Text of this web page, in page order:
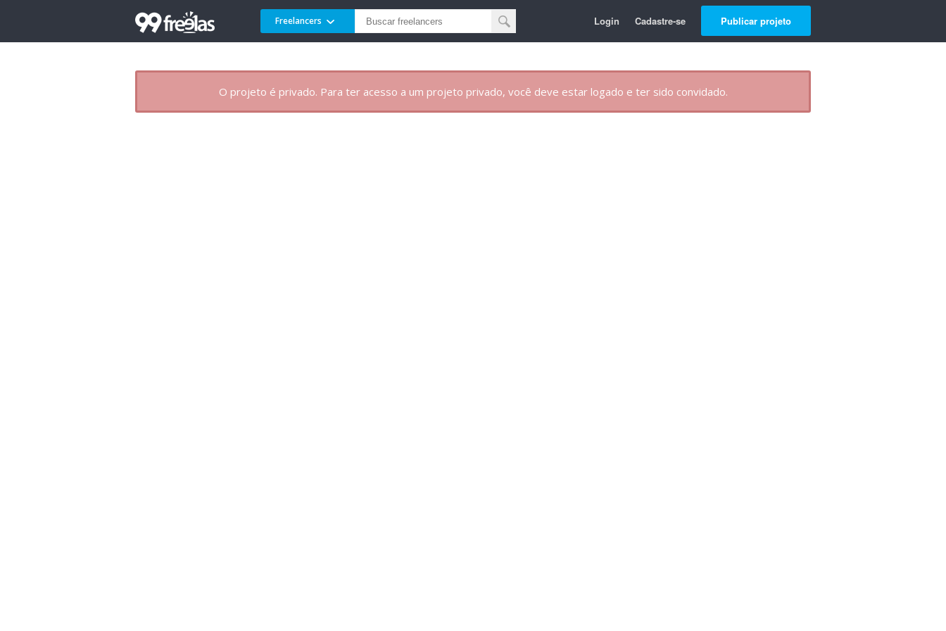
Freelancers Login Cadastre-se Publicar projeto
O projeto é privado. Para ter acesso a um projeto privado, você deve estar logado e ter sido convidado.